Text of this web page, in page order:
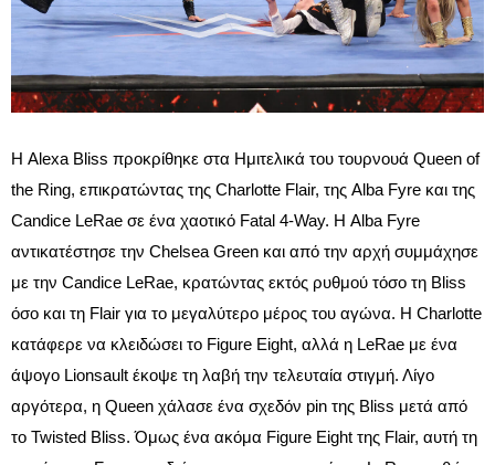
Η Alexa Bliss προκρίθηκε στα Ημιτελικά του τουρνουά Queen of
the Ring, επικρατώντας της Charlotte Flair, της Alba Fyre και της
Candice LeRae σε ένα χαοτικό Fatal 4-Way. Η Alba Fyre
αντικατέστησε την Chelsea Green και από την αρχή συμμάχησε
με την Candice LeRae, κρατώντας εκτός ρυθμού τόσο τη Bliss
όσο και τη Flair για το μεγαλύτερο μέρος του αγώνα. Η Charlotte
κατάφερε να κλειδώσει το Figure Eight, αλλά η LeRae με ένα
άψογο Lionsault έκοψε τη λαβή την τελευταία στιγμή. Λίγο
αργότερα, η Queen χάλασε ένα σχεδόν pin της Bliss μετά από
το Twisted Bliss. Όμως ένα ακόμα Figure Eight της Flair, αυτή τη